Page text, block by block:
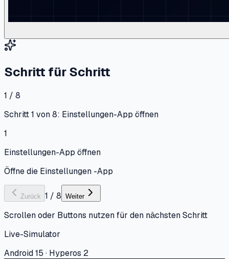
Schritt für Schritt
1 / 8
Schritt 1 von 8: Einstellungen-App öffnen
1
Einstellungen-App öffnen
Öffne die Einstellungen -App
Zurück 1 / 8 Weiter
Scrollen oder Buttons nutzen für den nächsten Schritt
Live-Simulator
Android 15 · Hyperos 2